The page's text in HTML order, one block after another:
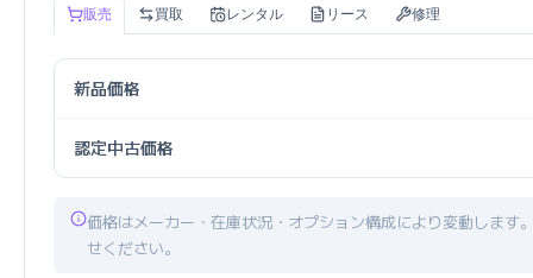
販売 買取 レンタル リース 修理
新品価格
認定中古価格
価格はメーカー・在庫状況・オプション構成により変動します
せください。